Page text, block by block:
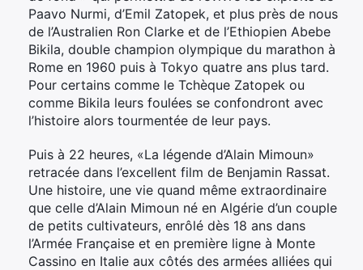
Paavo Nurmi, d’Emil Zatopek, et plus près de nous
de l’Australien Ron Clarke et de l’Ethiopien Abebe
Bikila, double champion olympique du marathon à
Rome en 1960 puis à Tokyo quatre ans plus tard.
Pour certains comme le Tchèque Zatopek ou
comme Bikila leurs foulées se confondront avec
l’histoire alors tourmentée de leur pays.
Puis à 22 heures, «La légende d’Alain Mimoun»
retracée dans l’excellent film de Benjamin Rassat.
Une histoire, une vie quand même extraordinaire
que celle d’Alain Mimoun né en Algérie d’un couple
de petits cultivateurs, enrôlé dès 18 ans dans
l’Armée Française et en première ligne à Monte
Cassino en Italie aux côtés des armées alliées qui